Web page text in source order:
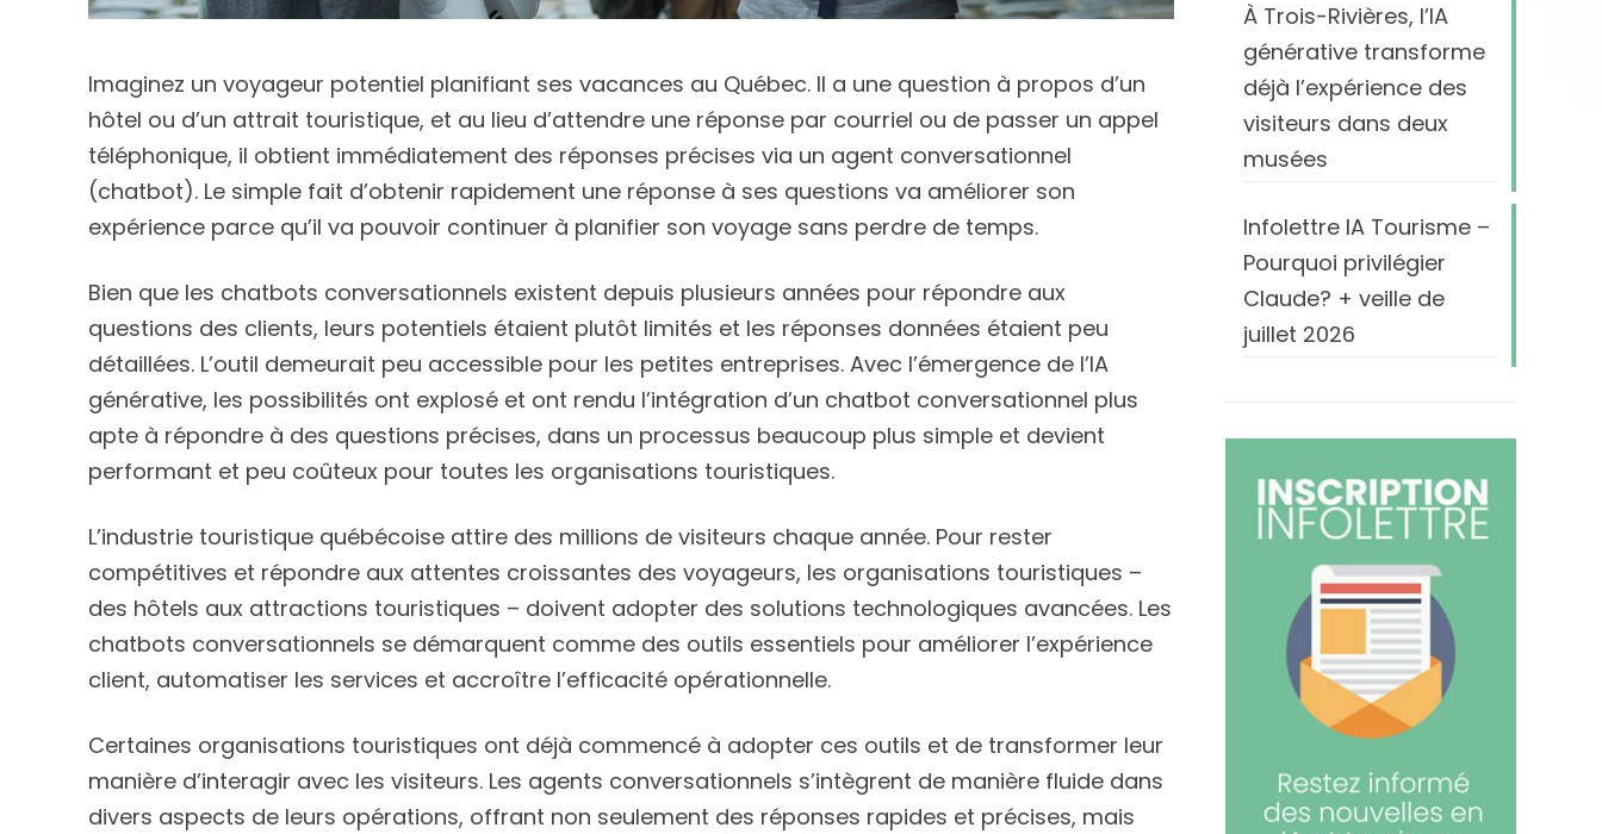
Imaginez un voyageur potentiel planifiant ses vacances au Québec. Il a une question à propos d’un
hôtel ou d’un attrait touristique, et au lieu d’attendre une réponse par courriel ou de passer un appel
téléphonique, il obtient immédiatement des réponses précises via un agent conversationnel
(chatbot). Le simple fait d’obtenir rapidement une réponse à ses questions va améliorer son
expérience parce qu’il va pouvoir continuer à planifier son voyage sans perdre de temps.
Bien que les chatbots conversationnels existent depuis plusieurs années pour répondre aux
questions des clients, leurs potentiels étaient plutôt limités et les réponses données étaient peu
détaillées. L’outil demeurait peu accessible pour les petites entreprises. Avec l’émergence de l’IA
générative, les possibilités ont explosé et ont rendu l’intégration d’un chatbot conversationnel plus
apte à répondre à des questions précises, dans un processus beaucoup plus simple et devient
performant et peu coûteux pour toutes les organisations touristiques.
L’industrie touristique québécoise attire des millions de visiteurs chaque année. Pour rester
compétitives et répondre aux attentes croissantes des voyageurs, les organisations touristiques –
des hôtels aux attractions touristiques – doivent adopter des solutions technologiques avancées. Les
chatbots conversationnels se démarquent comme des outils essentiels pour améliorer l’expérience
client, automatiser les services et accroître l’efficacité opérationnelle.
Certaines organisations touristiques ont déjà commencé à adopter ces outils et de transformer leur
manière d’interagir avec les visiteurs. Les agents conversationnels s’intègrent de manière fluide dans
divers aspects de leurs opérations, offrant non seulement des réponses rapides et précises, mais
À Trois-Rivières, l’IA
générative transforme
déjà l’expérience des
visiteurs dans deux
musées
Infolettre IA Tourisme –
Pourquoi privilégier
Claude? + veille de
juillet 2026